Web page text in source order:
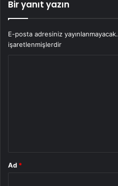
Bir yanıt yazın
E-posta adresiniz yayınlanmayacak.
işaretlenmişlerdir
Ad *